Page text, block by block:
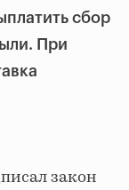
сбор
При
закон